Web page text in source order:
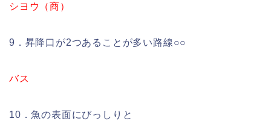
シヨウ（商）
9．昇降口が2つあることが多い路線○○
バス
10．魚の表面にびっしりと